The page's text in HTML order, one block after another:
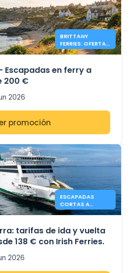
BRITTANY
FERRIES: OFERTAS
EN INGLATERRA
Escapadas en ferry a
200 €
2026
promoción
ESCAPADAS
CORTAS A
INGLATERRA CON
138€*
tarifas de ida y vuelta
138 € con Irish Ferries.
2026